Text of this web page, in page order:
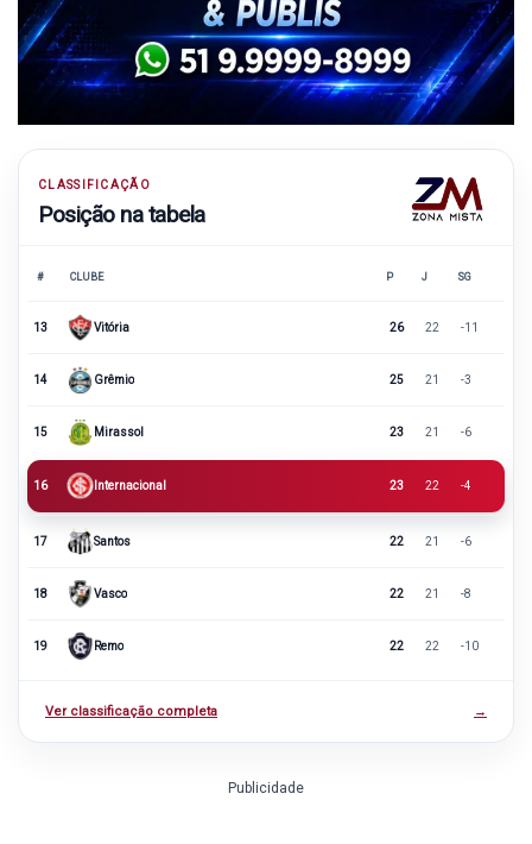
CLASSIFICAÇÃO
Posição na tabela
# CLUBE P J SG
13 Vitória 26 22 -11
14 Grêmio 25 21 -3
15 Mirassol 23 21 -6
16 Internacional 23 22 -4
17 Santos 22 21 -6
18 Vasco 22 21 -8
19 Remo 22 22 -10
Ver classificação completa →
Publicidade